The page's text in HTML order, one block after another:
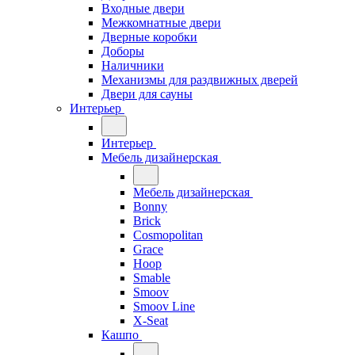
Входные двери
Межкомнатные двери
Дверные коробки
Доборы
Наличники
Механизмы для раздвижных дверей
Двери для сауны
Интерьер
Интерьер
Мебель дизайнерская
Мебель дизайнерская
Bonny
Brick
Cosmopolitan
Grace
Hoop
Smable
Smoov
Smoov Line
X-Seat
Кашпо